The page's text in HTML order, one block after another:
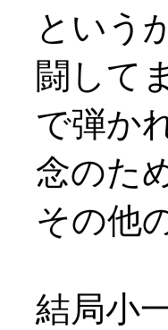
という
闘して
で弾か
念のた
その他
結局小